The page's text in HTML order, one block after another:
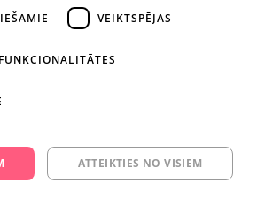
yesyes.lv
yesyes.lv
VEIKTSPĒJAS
FUNKCIONALITĀTES
ATTEIKTIES NO VISIEM